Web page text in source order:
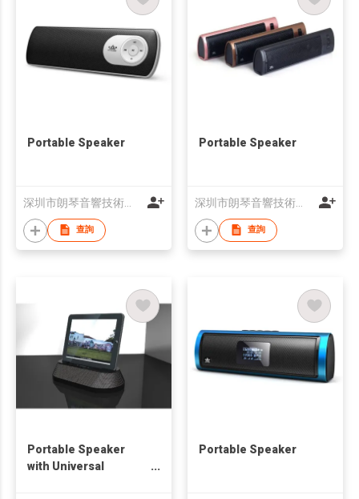
Portable Speaker
深圳市朗琴音響技術有限公司
查詢
Portable Speaker
深圳市朗琴音響技術有限公司
查詢
Portable Speaker
with Universal
Portable Speaker